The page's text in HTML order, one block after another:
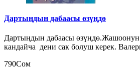
Дартыңдын дабаасы өзүңдө
Дартыңдын дабаасы
кандайча дени сак болуш керек.
790Сом